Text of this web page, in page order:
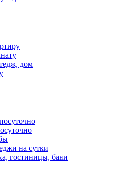
дом
на сутки
гостиницы, бани